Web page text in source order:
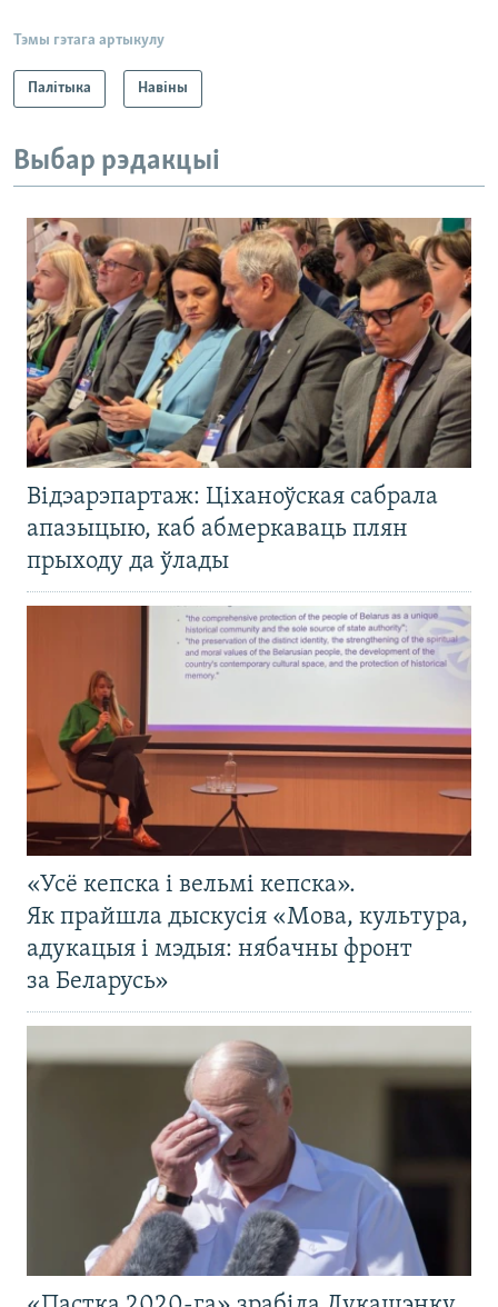
Тэмы гэтага артыкулу
Палітыка Навіны
Выбар рэдакцыі
Відэарэпартаж: Ціханоўская сабрала
апазыцыю, каб абмеркаваць плян
прыходу да ўлады
«Усё кепска і вельмі кепска».
Як прайшла дыскусія «Мова, культура,
адукацыя і мэдыя: нябачны фронт
за Беларусь»